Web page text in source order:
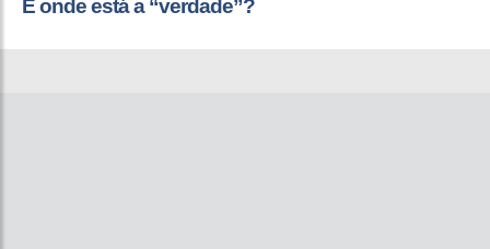
E onde está a “verdade”?